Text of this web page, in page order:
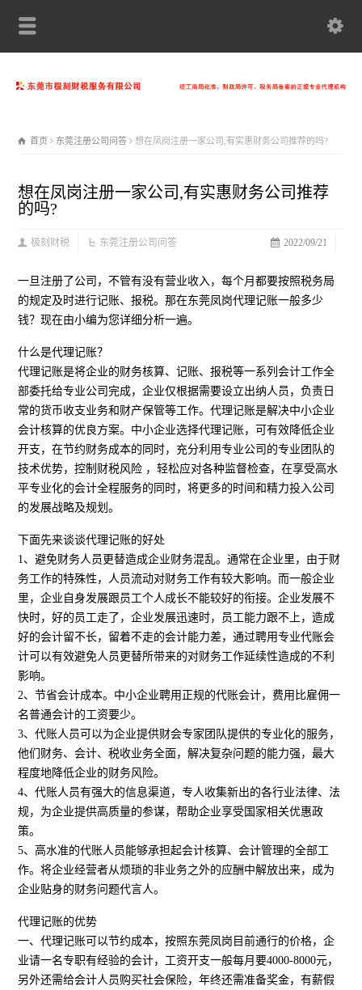
首页 东莞注册公司问答 想在凤岗注册一家公司,有实惠财务公司推荐的吗?
想在凤岗注册一家公司,有实惠财务公司推荐
的吗?
2022/09/21
极刻财税 东莞注册公司问答
一旦注册了公司，不管有没有营业收入，每个月都要按照税务局
的规定及时进行记账、报税。那在东莞凤岗代理记账一般多少
钱？现在由小编为您详细分析一遍。
什么是代理记账？
代理记账是将企业的财务核算、记账、报税等一系列会计工作全
部委托给专业公司完成，企业仅根据需要设立出纳人员，负责日
常的货币收支业务和财产保管等工作。代理记账是解决中小企业
会计核算的优良方案。中小企业选择代理记账，可有效降低企业
开支，在节约财务成本的同时，充分利用专业公司的专业团队的
技术优势，控制财税风险 ，轻松应对各种监督检查，在享受高水
平专业化的会计全程服务的同时，将更多的时间和精力投入公司
的发展战略及规划。
下面先来谈谈代理记账的好处
1、避免财务人员更替造成企业财务混乱。通常在企业里，由于财
务工作的特殊性，人员流动对财务工作有较大影响。而一般企业
里，企业自身发展跟员工个人成长不能较好的衔接。企业发展不
快时，好的员工走了，企业发展迅速时，员工能力跟不上，造成
好的会计留不长，留着不走的会计能力差，通过聘用专业代账会
计可以有效避免人员更替所带来的对财务工作延续性造成的不利
影响。
2、节省会计成本。中小企业聘用正规的代账会计，费用比雇佣一
名普通会计的工资要少。
3、代账人员可以为企业提供财会专家团队提供的专业化的服务，
他们财务、会计、税收业务全面，解决复杂问题的能力强，最大
程度地降低企业的财务风险。
4、代账人员有强大的信息渠道，专人收集新出的各行业法律、法
规，为企业提供高质量的参谋，帮助企业享受国家相关优惠政
策。
5、高水准的代账人员能够承担起会计核算、会计管理的全部工
作。将企业经营者从烦琐的非业务之外的应酬中解放出来，成为
企业贴身的财务问题代言人。
代理记账的优势
一、代理记账可以节约成本，按照东莞凤岗目前通行的价格，企
业请一名专职有经验的会计，工资开支一般每月要4000-8000元，
另外还需给会计人员购买社会保险，年终还需准备奖金，有薪假